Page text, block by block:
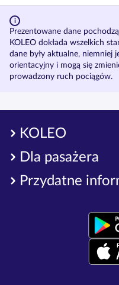
Prezentowane dane
KOLEO dokłada wszelkich
dane były aktualne, niemniej
orientacyjny i mogą się
prowadzony ruch pociągów.
KOLEO
Dla pasażera
Przydatne